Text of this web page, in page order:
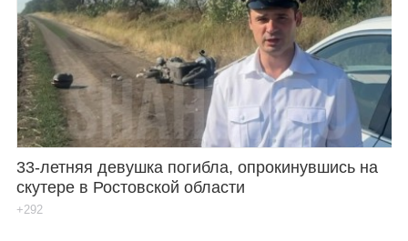
33-летняя девушка погибла, опрокинувшись на
скутере в Ростовской области
+292